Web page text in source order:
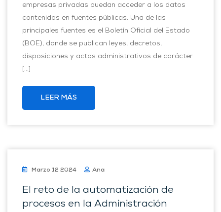
empresas privadas puedan acceder a los datos
contenidos en fuentes públicas. Una de las
principales fuentes es el Boletín Oficial del Estado
(BOE), donde se publican leyes, decretos,
disposiciones y actos administrativos de carácter
[…]
LEER MÁS
Marzo 12 2024 Ana
El reto de la automatización de
procesos en la Administración